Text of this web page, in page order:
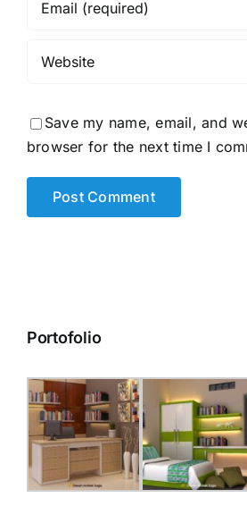
Save my name, email, and
browser for the next time I
Portofolio